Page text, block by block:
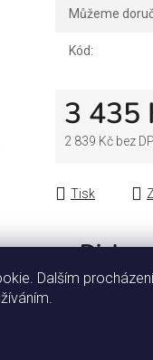
Dalším
Můžeme
Kód:
3 435
2 839 Kč bez
Tisk
model má Fendt 1167
Avšak nejen
od SIKU